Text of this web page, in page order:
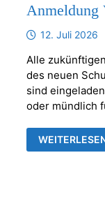
Anmeldung
12. Juli 2026
Alle
des neuen
sind
oder mündlich
ANMELDUNG